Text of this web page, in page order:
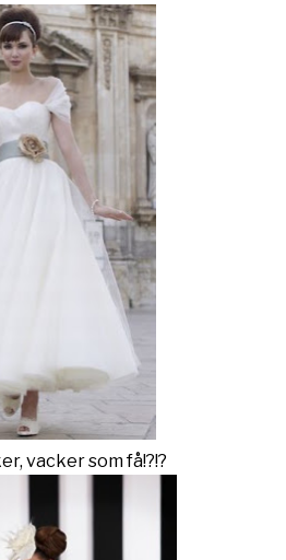
vacker som få!?!?